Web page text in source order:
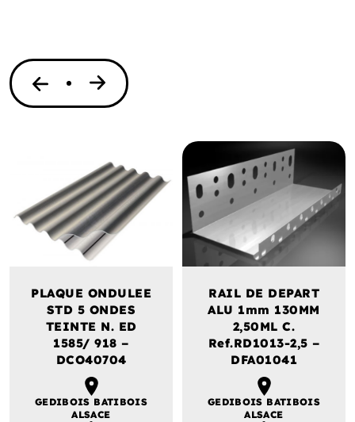
PLAQUE ONDULEE
STD 5 ONDES
TEINTE N. ED
1585/ 918 –
DCO40704
GEDIBOIS BATIBOIS
ALSACE
RAIL DE DEPART
ALU 1mm 130MM
2,50ML C.
Ref.RD1013-2,5 –
DFA01041
GEDIBOIS BATIBOIS
ALSACE